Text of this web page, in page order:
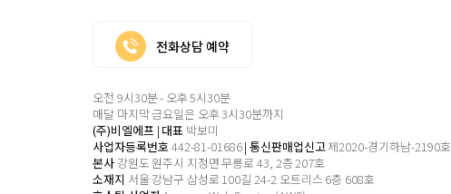
전화상담 예약
오전 9시30분 - 오후 5시30분
매달 마지막 금요일은 오후 3시30분까지
(주)비엘에프 | 대표 박보미
사업자등록번호 442-81-01686| 통신판매업신고제2020-경기하남-2190호
본사 강원도 원주시 지정면 무릉로 43, 2층 207호
소재지 서울 강남구 삼성로 100길 24-2 오트리스 6층 608호